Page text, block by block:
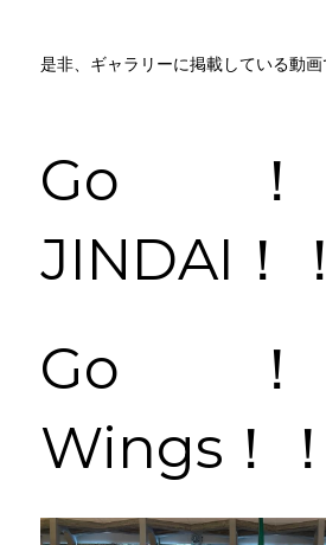
是非、ギャラリーに掲載している動画
Go
JINDAI
Go
Wings！！